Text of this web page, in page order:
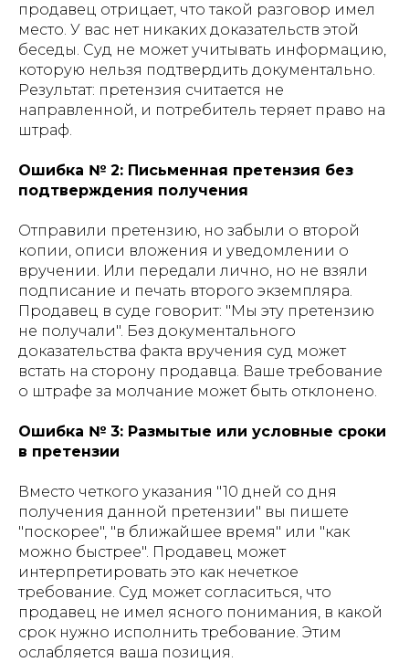
продавец отрицает, что такой разговор имел
место. У вас нет никаких доказательств этой
беседы. Суд не может учитывать информацию,
которую нельзя подтвердить документально.
Результат: претензия считается не
направленной, и потребитель теряет право на
штраф.
Ошибка № 2: Письменная претензия без
подтверждения получения
Отправили претензию, но забыли о второй
копии, описи вложения и уведомлении о
вручении. Или передали лично, но не взяли
подписание и печать второго экземпляра.
Продавец в суде говорит: "Мы эту претензию
не получали". Без документального
доказательства факта вручения суд может
встать на сторону продавца. Ваше требование
о штрафе за молчание может быть отклонено.
Ошибка № 3: Размытые или условные сроки
в претензии
Вместо четкого указания "10 дней со дня
получения данной претензии" вы пишете
"поскорее", "в ближайшее время" или "как
можно быстрее". Продавец может
интерпретировать это как нечеткое
требование. Суд может согласиться, что
продавец не имел ясного понимания, в какой
срок нужно исполнить требование. Этим
ослабляется ваша позиция.